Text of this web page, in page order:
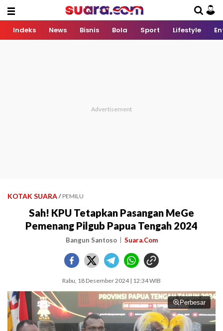
Indeks News Bisnis Bola Sport Lifestyle
KOTAK SUARA / PEMILU
Sah! KPU Tetapkan Pasangan MeGe
Pemenang Pilgub Papua Tengah 2024
Bangun Santoso Suara.Com
Rabu, 18 Desember 2024 | 12:34 WIB
Perbesar